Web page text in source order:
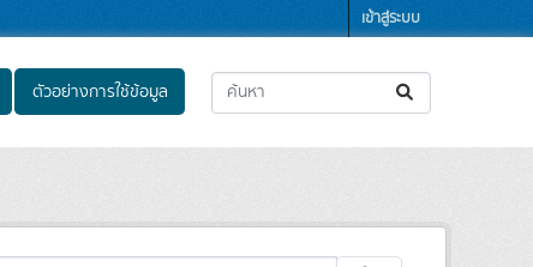
เข้าสู่ระบบ
ตัวอย่างการใช้ข้อมูล